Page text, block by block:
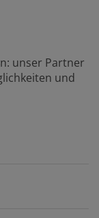
unser Partner
und